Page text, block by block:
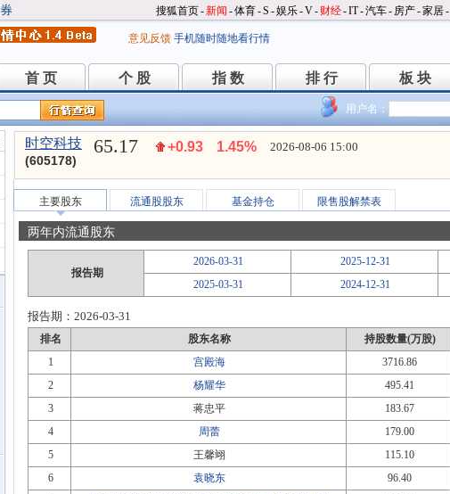
搜狐首页-新闻 -体育-S -娱乐-V- 财经-IT-汽车- 房产-家居-
意见反馈 手机随时随地看行情
首 页
首 页 个 股
个 股 指 数
指 数 排 行
排 行 板 块
板 块
用户名：
时空科技
(605178)
65.17 +0.93 1.45% 2026-08-06 15:00
主要股东 流通股股东 基金持仓 限售股解禁表
两年内流通股东
报告期
2026-03-31 2025-12-31
2025-03-31
2024-12-31
报告期： 2026-03-31
排名 股东名称 持股数量(万股)
1
宫殿海 3716.86
2
杨耀华 495.41
3
蒋忠平 183.67
4
周蕾 179.00
5
王馨翊 115.10
6
袁晓东 96.40